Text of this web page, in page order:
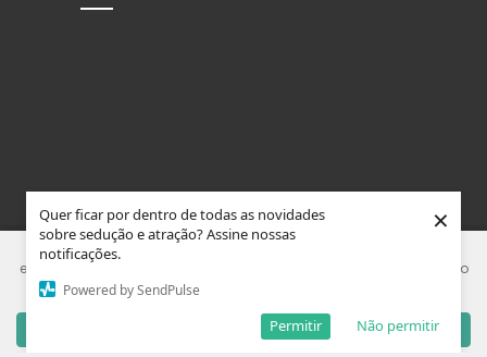
Quer ficar por dentro de todas as novidades
sobre sedução e atração? Assine nossas
notificações.
Powered by SendPulse
Não permitir
Permitir
×
© Tons da Sedução. Feito com
Este site usa Cookies e tecnologias similares para melhorar sua
experiência. Ao usar nosso site, você concorda que está de acordo
com nossa Política de Privacidade.